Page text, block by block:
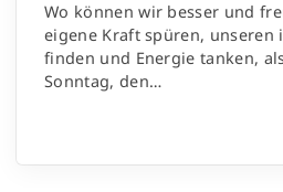
Wo können wir besser und
eigene Kraft spüren, unseren
finden und Energie tanken,
Sonntag, den…